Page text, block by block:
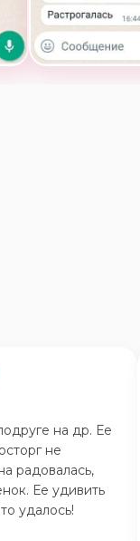
на др. Ее
не
радовалась,
Ее удивить
удалось!